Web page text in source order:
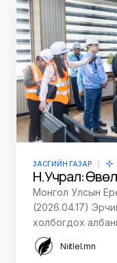
ЗАСГИЙН ГАЗАР
Н.Учрал:
Монгол Улсын
(2026.04.17)
холбогдох
Niitlel.mn